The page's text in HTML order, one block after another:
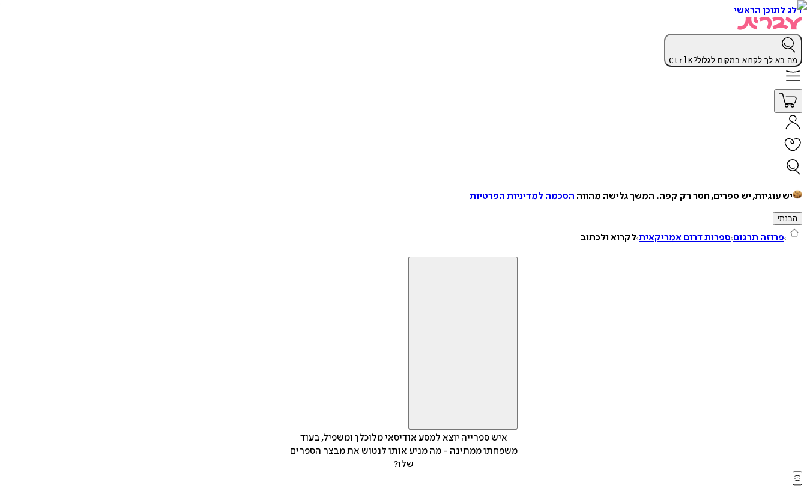
דלג לתוכן הראשי
מה בא לך לקרוא במקום לגלול? CtrlK
יש עוגיות, יש ספרים, חסר רק קפה. המשך גלישה מהווה הסכמה למדיניות הפרטיות
הבנתי
פרוזה תרגום ספרות דרום אמריקאית לקרוא ולכתוב
איש ספרייה יוצא למסע אודיסאי מלוכלך ומשפיל, בעוד
משפחתו ממתינה - מה מניע אותו לנטוש את מבצר הספרים
שלו?